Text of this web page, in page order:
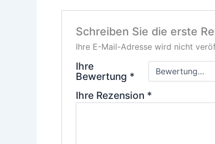
Schreiben Sie die erste
Ihre E-Mail-Adresse wird nicht
Ihre
Bewertung *
Ihre Rezension *